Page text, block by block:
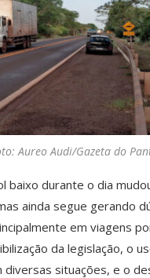
Aureo Audi/Gazeta do
baixo durante o dia
ainda segue gerando
em viagens
da legislação, o
situações, e o